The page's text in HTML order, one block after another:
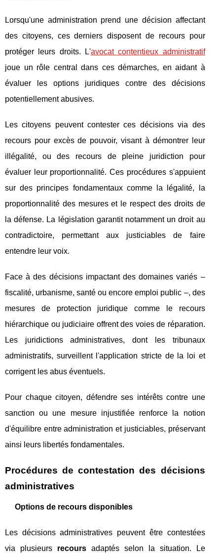
Lorsqu'une administration prend une décision affectant
des citoyens, ces derniers disposent de recours pour
protéger leurs droits. L'avocat contentieux administratif
joue un rôle central dans cesdémarches, en aidant à
évaluer les options juridiques contre des décisions
potentiellement abusives.
Les citoyens peuvent contester ces décisions via des
recours pour excès de pouvoir, visant à démontrer leur
illégalité, ou des recours de pleine juridiction pour
évaluer leur proportionnalité. Ces procédures s'appuient
sur des principes fondamentaux comme la légalité, la
proportionnalité des mesures et le respect des droits de
la défense. La législation garantit notamment un droit au
contradictoire, permettant aux justiciables de faire
entendre leur voix.
Face à des décisions impactant des domaines variés –
fiscalité, urbanisme, santé ou encore emploi public –, des
mesures de protection juridique comme le recours
hiérarchique ou judiciaire offrent des voies de réparation.
Les juridictions administratives, dont les tribunaux
administratifs, surveillent l'application stricte de la loi et
corrigent les abus éventuels.
Pour chaque citoyen, défendre ses intérêts contre une
sanction ou une mesure injustifiée renforce la notion
d'équilibre entre administration et justiciables, préservant
ainsi leurs libertés fondamentales.
Procédures de contestation des décisions
administratives
Options de recours disponibles
Les décisions administratives peuvent être contestées
via plusieurs recoursadaptés selon la situation. Le